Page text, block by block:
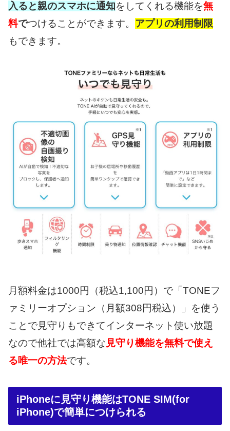
入ると親のスマホに通知をしてくれる機能を無
料でつけることができます。 アプリの利用制限
もできます。
月額料金は1000円（税込1,100円）で「TONEフ
ァミリーオプション（月額308円税込）」を使う
ことで見守りもできてインターネット使い放題
なので他社では高額な 見守り機能を無料で使え
る唯一の方法です。
iPhoneに見守り機能はTONE SIM(for
iPhone)で簡単につけられる